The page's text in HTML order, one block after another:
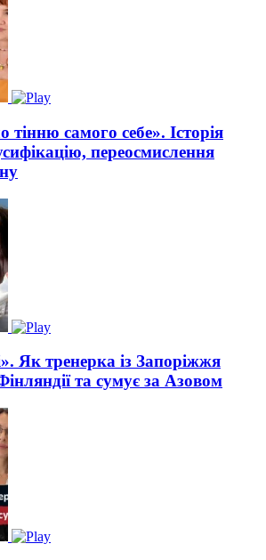
тінню самого себе». Історія
переосмислення
Як тренерка із Запоріжжя
та сумує за Азовом